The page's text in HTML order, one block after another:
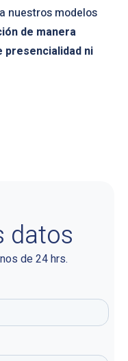
nuestros modelos
de manera
presencialidad ni
datos
de 24 hrs.